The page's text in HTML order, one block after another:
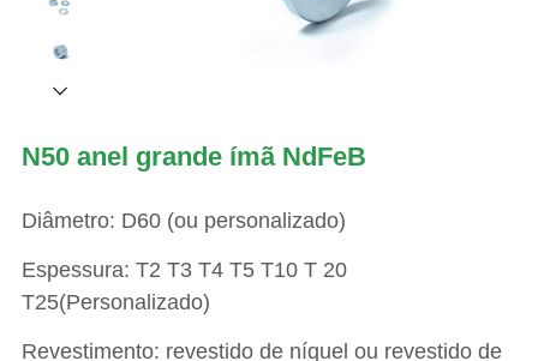
N50 anel grande ímã NdFeB